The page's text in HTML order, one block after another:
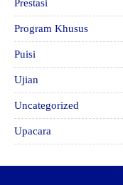
Prestasi
Program Khusus
Puisi
Ujian
Uncategorized
Upacara